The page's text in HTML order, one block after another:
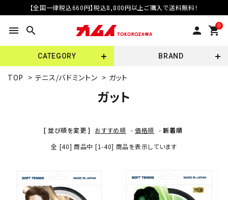
【全国一律税込660円】税込8,800円以上ご購入で送料無料！
menu search person 0
shopping_cart
CATEGORY BRAND
TOP > テニス/バドミントン > ガット
ガット
[ 並び順を変更 ] おすすめ順 - 価格順 -新着順
全 [40] 商品中 [1-40] 商品を表示しています